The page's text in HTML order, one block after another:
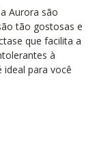
Aurora são
tão gostosas e
que facilita a
à
ideal para você